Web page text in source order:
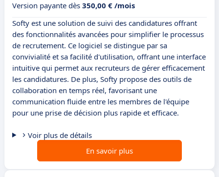
Version payante dès 350,00 € /mois
Softy est une solution de suivi des candidatures offrant
des fonctionnalités avancées pour simplifier le processus
de recrutement. Ce logiciel se distingue par sa
convivialité et sa facilité d'utilisation, offrant une interface
intuitive qui permet aux recruteurs de gérer efficacement
les candidatures. De plus, Softy propose des outils de
collaboration en temps réel, favorisant une
communication fluide entre les membres de l'équipe
pour une prise de décision plus rapide et efficace.
Voir plus de détails
En savoir plus